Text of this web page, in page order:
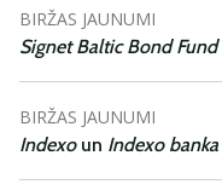
BIRŽAS JAUNUMI
Signet Baltic Bond Fund
BIRŽAS JAUNUMI
Indexoun Indexo banka